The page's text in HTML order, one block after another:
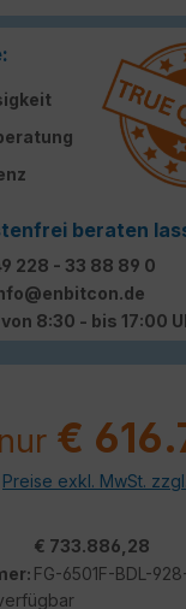
beraten
228 - 33 88 89 0
von 8:30 - bis 17:00
nur €
Preise exkl. MwSt.
€ 733.886,28
FG-6501F-BDL-